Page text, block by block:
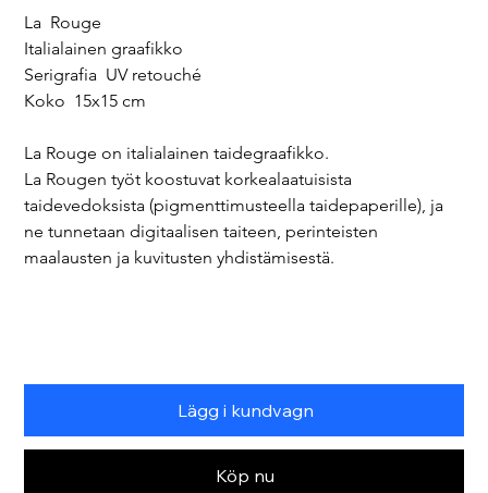
La  Rouge
Italialainen graafikko
Serigrafia  UV retouché
Koko  15x15 cm
La Rouge on italialainen taidegraafikko.
La Rougen työt koostuvat korkealaatuisista
taidevedoksista (pigmenttimusteella taidepaperille), ja
ne tunnetaan digitaalisen taiteen, perinteisten
maalausten ja kuvitusten yhdistämisestä.
Lägg i kundvagn
Köp nu